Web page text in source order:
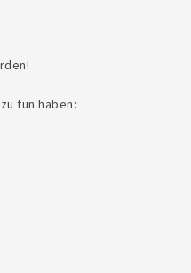
tun haben: